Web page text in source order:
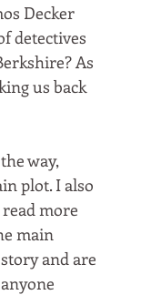
Decker
detectives
As
us back
way,
plot. I also
more
main
and are